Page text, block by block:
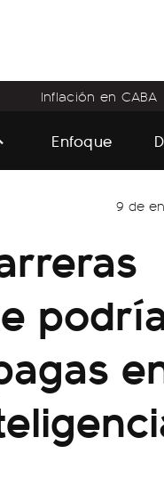
Inflación en CABA
Enfoque
9 de